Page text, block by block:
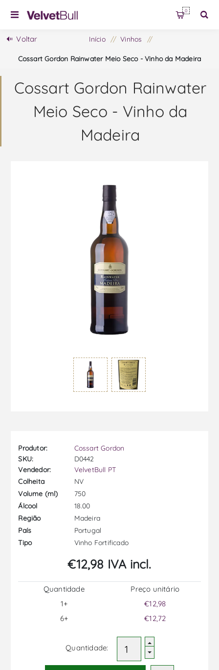
0
Voltar Início / Vinhos /
Cossart Gordon Rainwater Meio Seco - Vinho da Madeira
Cossart Gordon Rainwater
Meio Seco - Vinho da
Madeira
Produtor:
Cossart Gordon
SKU:
D0442
Vendedor:
VelvetBull PT
Colheita
NV
Volume (ml)
750
Álcool
18.00
Região
Madeira
País
Portugal
Tipo
Vinho Fortificado
€12,98 IVA incl.
Quantidade
1+
6+
Preço unitário
€12,98
€12,72
Quantidade: